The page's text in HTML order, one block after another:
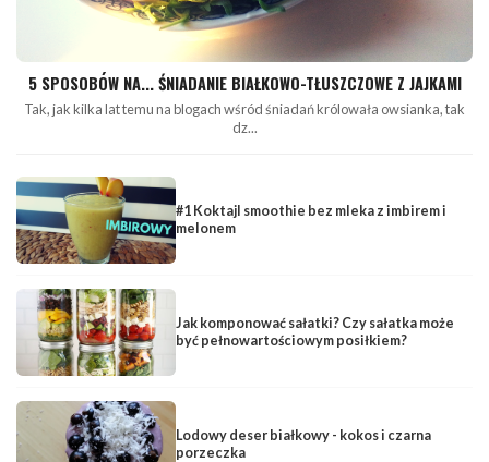
5 SPOSOBÓW NA... ŚNIADANIE BIAŁKOWO-TŁUSZCZOWE Z JAJKAMI
Tak, jak kilka lat temu na blogach wśród śniadań królowała owsianka, tak
dz...
#1 Koktajl smoothie bez mleka z imbirem i
melonem
Jak komponować sałatki? Czy sałatka może
być pełnowartościowym posiłkiem?
Lodowy deser białkowy - kokos i czarna
porzeczka